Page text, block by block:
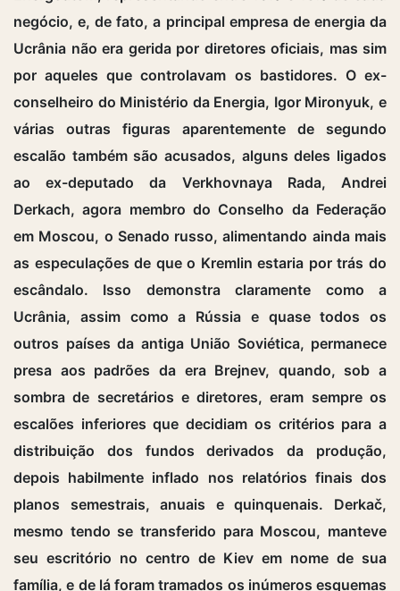
negócio, e, de fato, a principal empresa de energia da
Ucrânia não era gerida por diretores oficiais, mas sim
por aqueles que controlavam os bastidores. O ex-
conselheiro do Ministério da Energia, Igor Mironyuk, e
várias outras figuras aparentemente de segundo
escalão também são acusados, alguns deles ligados
ao ex-deputado da Verkhovnaya Rada, Andrei
Derkach, agora membro do Conselho da Federação
em Moscou, o Senado russo, alimentando ainda mais
as especulações de que o Kremlin estaria por trás do
escândalo. Isso demonstra claramente como a
Ucrânia, assim como a Rússia e quase todos os
outros países da antiga União Soviética, permanece
presa aos padrões da era Brejnev, quando, sob a
sombra de secretários e diretores, eram sempre os
escalões inferiores que decidiam os critérios para a
distribuição dos fundos derivados da produção,
depois habilmente inflado nos relatórios finais dos
planos semestrais, anuais e quinquenais. Derkač,
mesmo tendo se transferido para Moscou, manteve
seu escritório no centro de Kiev em nome de sua
família, e de lá foram tramados os inúmeros esquemas